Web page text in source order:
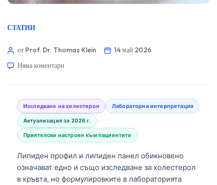
СТАТИИ
от Prof. Dr. Thomas Klein
14 май 2026
Няма коментари
Изследване на холестерол Лабораторна интерпретация
Актуализация за 2026 г.
Приятелски настроен към пациентите
Липиден профил и липиден панел обикновено
означават едно и също изследване за холестерол
в кръвта, но формулировките в лабораторията